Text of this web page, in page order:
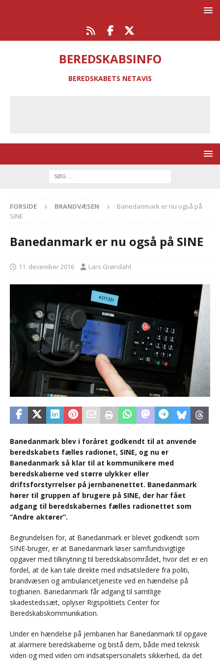
BEREDSKABSINFO
BEREDSKABETS NETAVIS
FORSIDE BRANDVÆSEN
Banedanmark er nu også på
SINE
Banedanmark er nu også på SINE
11. december 2016 Lars Grøndahl
Banedanmark blev i foråret godkendt til at anvende
beredskabets fælles radionet, SINE, og nu er
Banedanmark så klar til at kommunikere med
beredskaberne ved større ulykker eller
driftsforstyrrelser på jernbanenettet. Banedanmark
hører til gruppen af brugere på SINE, der har fået
adgang til beredskabernes fælles radionettet som
”Andre aktører”.
Begrundelsen for, at Banedanmark er blevet godkendt som
SINE-bruger, er at Banedanmark løser samfundsvigtige
opgaver med tilknytning til beredskabsområdet, hvor det er en
fordel, at de kan tale direkte med indsatsledere fra politi,
brandvæsen og ambulancetjeneste ved en hændelse på
togbanen. Banedanmark får adgang til samtlige
skadestedssæt, oplyser Rigspolitiets Center for
Beredskabskommunikation.
Under en hændelse på jernbanen har Banedanmark til opgave
at alarmere beredskaberne og bistå dem, både med teknisk
viden og med viden om indsatspersonalets sikkerhed, da det